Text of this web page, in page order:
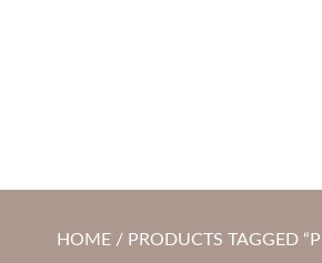
Percetakan | Print UV | Grafir Laser | Digital
HOME / PRODUCTS TAGGED